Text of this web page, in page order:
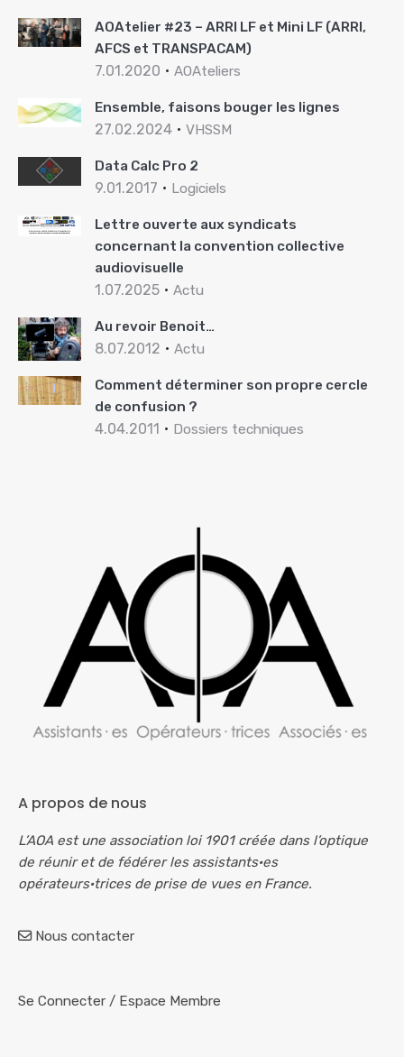
AOAtelier #23 – ARRI LF et Mini LF (ARRI,
AFCS et TRANSPACAM)
7.01.2020 AOAteliers
Ensemble, faisons bouger les lignes
27.02.2024 VHSSM
Data Calc Pro 2
9.01.2017 Logiciels
Lettre ouverte aux syndicats
concernant la convention collective
audiovisuelle
1.07.2025 Actu
Au revoir Benoit…
8.07.2012 Actu
Comment déterminer son propre cercle
de confusion ?
4.04.2011 Dossiers techniques
A propos de nous
L’AOA est une association loi 1901 créée dans l’optique
de réunir et de fédérer les assistants·es
opérateurs·trices de prise de vues en France.
Nous contacter
Se Connecter / Espace Membre